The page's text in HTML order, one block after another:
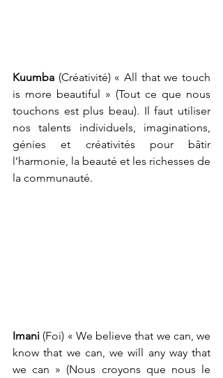
Kuumba (Créativité) « All that we touch
is more beautiful » (Tout ce que nous
touchons est plus beau). Il faut utiliser
nos talents individuels, imaginations,
génies et créativités pour bâtir
l’harmonie, la beauté et les richesses de
la communauté.
Imani (Foi) « We believe that we can, we
know that we can, we will any way that
we can » (Nous croyons que nous le